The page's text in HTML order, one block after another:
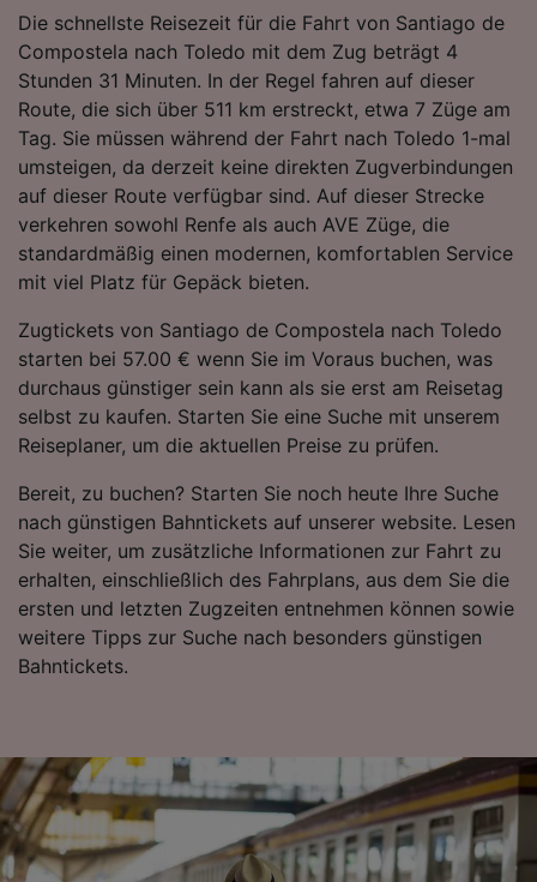
Die schnellste Reisezeit für die Fahrt von Santiago de
Compostela nach Toledo mit dem Zug beträgt 4
Stunden 31 Minuten. In der Regel fahren auf dieser
Route, die sich über 511 km erstreckt, etwa 7 Züge am
Tag. Sie müssen während der Fahrt nach Toledo 1-mal
umsteigen, da derzeit keine direkten Zugverbindungen
auf dieser Route verfügbar sind. Auf dieser Strecke
verkehren sowohl Renfe als auch AVE Züge, die
standardmäßig einen modernen, komfortablen Service
mit viel Platz für Gepäck bieten.
Zugtickets von Santiago de Compostela nach Toledo
starten bei 57.00 € wenn Sie im Voraus buchen, was
durchaus günstiger sein kann als sie erst am Reisetag
selbst zu kaufen. Starten Sie eine Suche mit unserem
Reiseplaner, um die aktuellen Preise zu prüfen.
Bereit, zu buchen? Starten Sie noch heute Ihre Suche
nach günstigen Bahntickets auf unserer website. Lesen
Sie weiter, um zusätzliche Informationen zur Fahrt zu
erhalten, einschließlich des Fahrplans, aus dem Sie die
ersten und letzten Zugzeiten entnehmen können sowie
weitere Tipps zur Suche nach besonders günstigen
Bahntickets.
Folgendes bereitzustellen:
Verwendung genauer Standortdaten.
Endgeräteeigenschaften zur Identifikation
aktiv abfragen. Speichern von oder Zugriff auf
Informationen auf einem Endgerät.
Personalisierte Werbung und Inhalte, Messung
von Werbeleistung und der Performance von
Inhalten, Zielgruppenforschung sowie
Entwicklung und Verbesserung von
Angeboten.
Liste der Partner (Lieferanten)